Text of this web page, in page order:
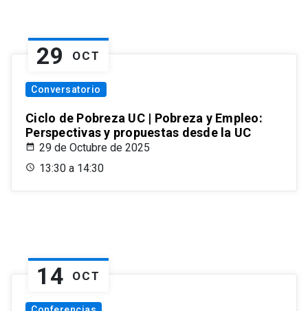
29 OCT
Conversatorio
Ciclo de Pobreza UC | Pobreza y Empleo:
Perspectivas y propuestas desde la UC
29 de Octubre de 2025
13:30 a 14:30
14 OCT